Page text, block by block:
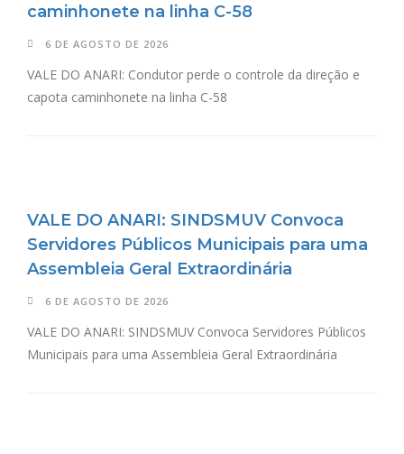
caminhonete na linha C-58
6 DE AGOSTO DE 2026
VALE DO ANARI: Condutor perde o controle da direção e
capota caminhonete na linha C-58
VALE DO ANARI: SINDSMUV Convoca
Servidores Públicos Municipais para uma
Assembleia Geral Extraordinária
6 DE AGOSTO DE 2026
VALE DO ANARI: SINDSMUV Convoca Servidores Públicos
Municipais para uma Assembleia Geral Extraordinária